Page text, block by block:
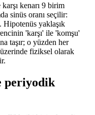
kenarı 9 birim
sinüs oranı seçilir:
Hipotenüs yaklaşık
'karşı' ile 'komşu'
taşır; o yüzden her
fiziksel olarak
periyodik